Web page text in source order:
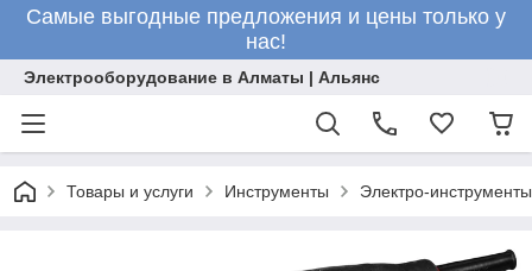
Самые выгодные предложения и цены только у
нас!
Электрооборудование в Алматы | Альянс
Товары и услуги Инструменты Электро-